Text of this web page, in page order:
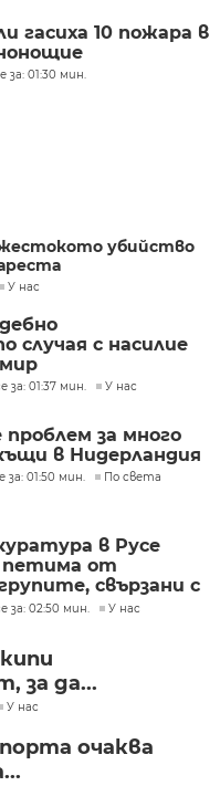
гасиха 10 пожара в
за: 01:30 мин.
убийство
У нас
случая с насилие
за: 01:37 мин. У нас
за много
в Нидерландия
за: 01:50 мин. По света
в Русе
петима от
свързани с
за
за: 02:50 мин. У нас
за да...
У нас
очаква